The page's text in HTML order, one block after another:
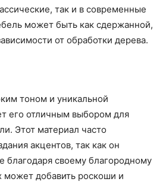
так и в современные
может быть как сдержанной,
от обработки дерева.
тоном и уникальной
его отличным выбором для
Этот материал часто
акцентов, так как он
благодаря своему благородному
может добавить роскоши и